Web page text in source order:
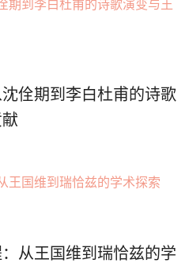
佺期到李白杜甫的诗歌
从王国维到瑞恰兹的学